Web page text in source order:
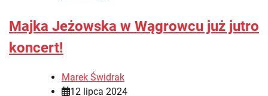
Majka Jeżowska w Wągrowcu już jutro
koncert!
Marek Świdrak
12 lipca 2024